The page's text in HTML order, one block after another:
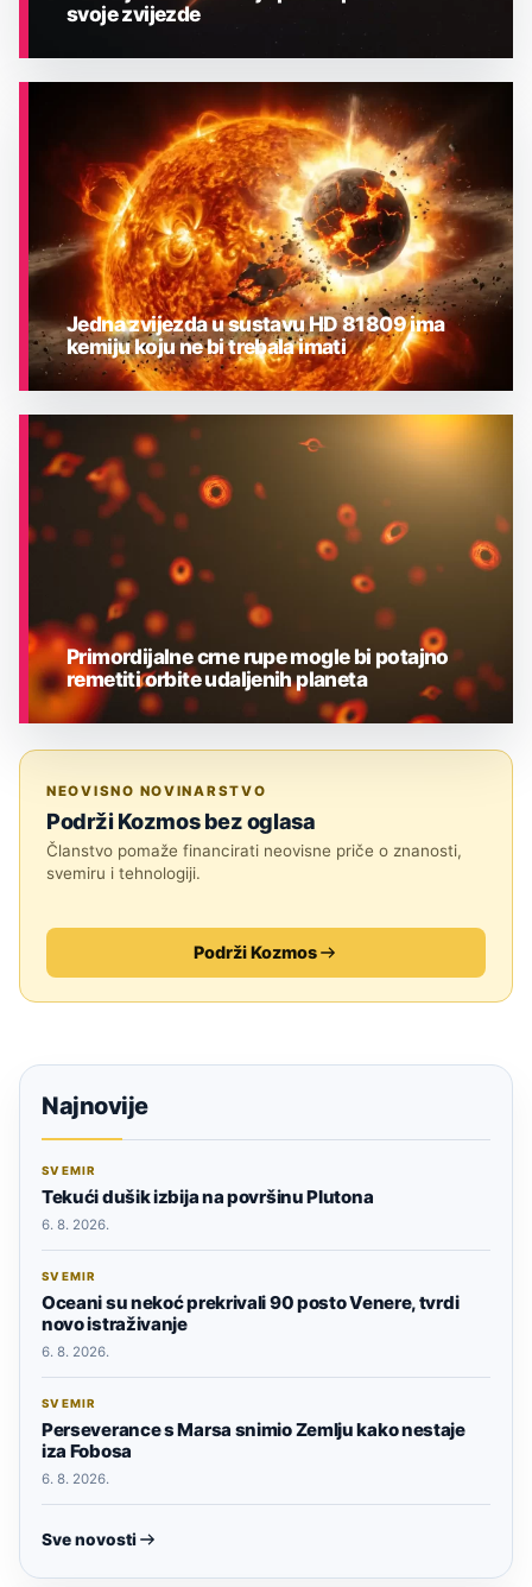
ASTRONOMIJA
svoje zvijezde
ASTRONOMIJA
Jedna zvijezda u sustavu HD 81809 ima
kemiju koju ne bi trebala imati
Primordijalne crne rupe mogle bi potajno
remetiti orbite udaljenih planeta
NEOVISNO NOVINARSTVO
Podrži Kozmos bez oglasa
Članstvo pomaže financirati neovisne priče o znanosti,
svemiru i tehnologiji.
Podrži Kozmos
Najnovije
SVEMIR
Tekući dušik izbija na površinu Plutona
6. 8. 2026.
SVEMIR
Oceani su nekoć prekrivali 90 posto Venere, tvrdi
novo istraživanje
6. 8. 2026.
SVEMIR
Perseverance s Marsa snimio Zemlju kako nestaje
iza Fobosa
6. 8. 2026.
Sve novosti